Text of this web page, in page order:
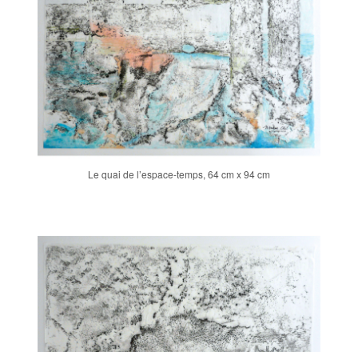
Le quai de l’espace-temps, 64 cm x 94 cm